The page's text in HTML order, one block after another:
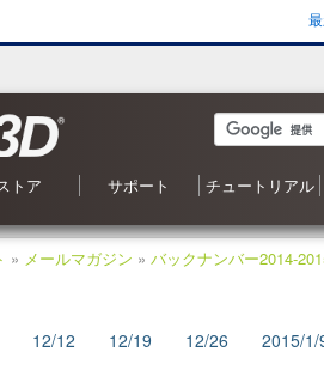
グツール
ル
ック
ック
集 森シリーズ
トア
ラインストア
用案内
ケットプレイス
記事 実用3Dデータ集 森シリーズ
サポート
お問い合わせ
OS 別対応状況
よくあるご質問（FAQ）
オンラインヘルプ
アップデータ
メールマガジン
Shade3D ナレッジベースへよう
チュートリアル
目次
Shade3D 操作
Shade3D の使
カスタマイズは
シャーロットの
ビデオチュート
ポリゴンメッシ
アニメーション
チャレンジ！3D
Adobe製品と連
書籍リスト
» メールマガジン » バックナンバー2014-
12/12 12/19 12/26 2015/1/